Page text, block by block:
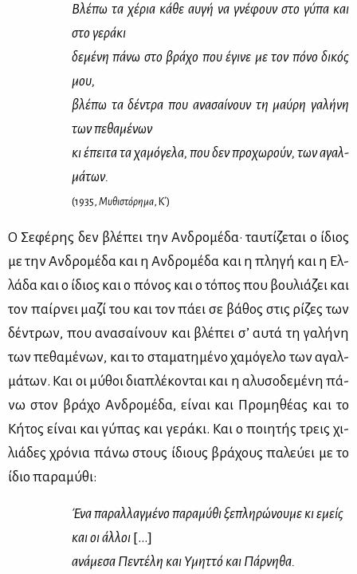
Βλέ­πω τα χέ­ρια κά­θε αυ­γή να γνέ­φουν στο γύ­πα και
στο γε­ρά­κι
δε­μέ­νη πά­νω στο βρά­χο που έγι­νε με τον πό­νο δι­κός
μου,
βλέ­πω τα δέ­ντρα που ανα­σαί­νουν τη μαύ­ρη γα­λή­νη
των πε­θα­μέ­νων
κι έπει­τα τα χα­μό­γε­λα, που δεν προ­χω­ρούν, των αγαλ­
μά­των.
(1935, Μυ­θι­στό­ρη­μα, Κ΄)
Ο Σε­φέ­ρης δεν βλέ­πει την Αν­δρο­μέ­δα· ταυ­τί­ζε­ται ο ίδιος
με την Αν­δρο­μέ­δα και η Αν­δρο­μέ­δα και η πλη­γή και η Ελ­
λά­δα και ο ίδιος και ο πό­νος και ο τό­πος που βου­λιά­ζει και
τον παίρ­νει μα­ζί του και τον πά­ει σε βά­θος στις ρί­ζες των
δέ­ντρων, που ανα­σαί­νουν και βλέ­πει σ’ αυ­τά τη γα­λή­νη
των πε­θα­μέ­νων, και το στα­μα­τη­μέ­νο χα­μό­γε­λο των αγαλ­
μά­των. Και οι μύ­θοι δια­πλέ­κο­νται και η αλυ­σο­δε­μέ­νη πά­
νω στον βρά­χο Αν­δρο­μέ­δα, εί­ναι και Προ­μη­θέ­ας και το
Κή­τος εί­ναι και γύ­πας και γε­ρά­κι. Και ο ποι­η­τής τρεις χι­
λιά­δες χρό­νια πά­νω στους ίδιους βρά­χους πα­λεύ­ει με το
ίδιο πα­ρα­μύ­θι:
Ένα πα­ραλ­λαγ­μέ­νο πα­ρα­μύ­θι ξε­πλη­ρώ­νου­με κι εμείς
και οι άλ­λοι [...]
ανά­με­σα Πε­ντέ­λη και Υμητ­τό και Πάρ­νη­θα.